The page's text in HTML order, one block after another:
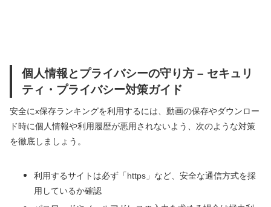
個人情報とプライバシーの守り方 – セキュリ
ティ・プライバシー対策ガイド
安全にx保存ランキングを利用するには、動画の保存やダウンロー
ド時に個人情報や利用履歴が悪用されないよう、次のような対策
を徹底しましょう。
利用するサイトは必ず「https」など、安全な通信方式を採
用しているか確認